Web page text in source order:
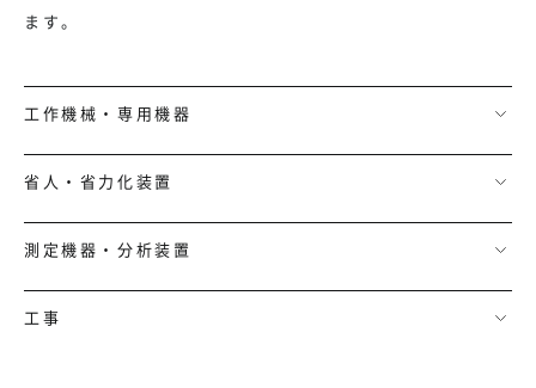
ます。
工作機械・専用機器
省人・省力化装置
測定機器・分析装置
工事